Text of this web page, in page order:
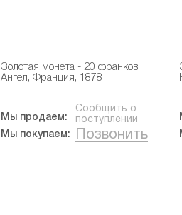
Золотая монета - 20 франков,
Ангел, Франция, 1878
Мы продаем:
Сообщить о
поступлении
Мы покупаем:
Позвонить